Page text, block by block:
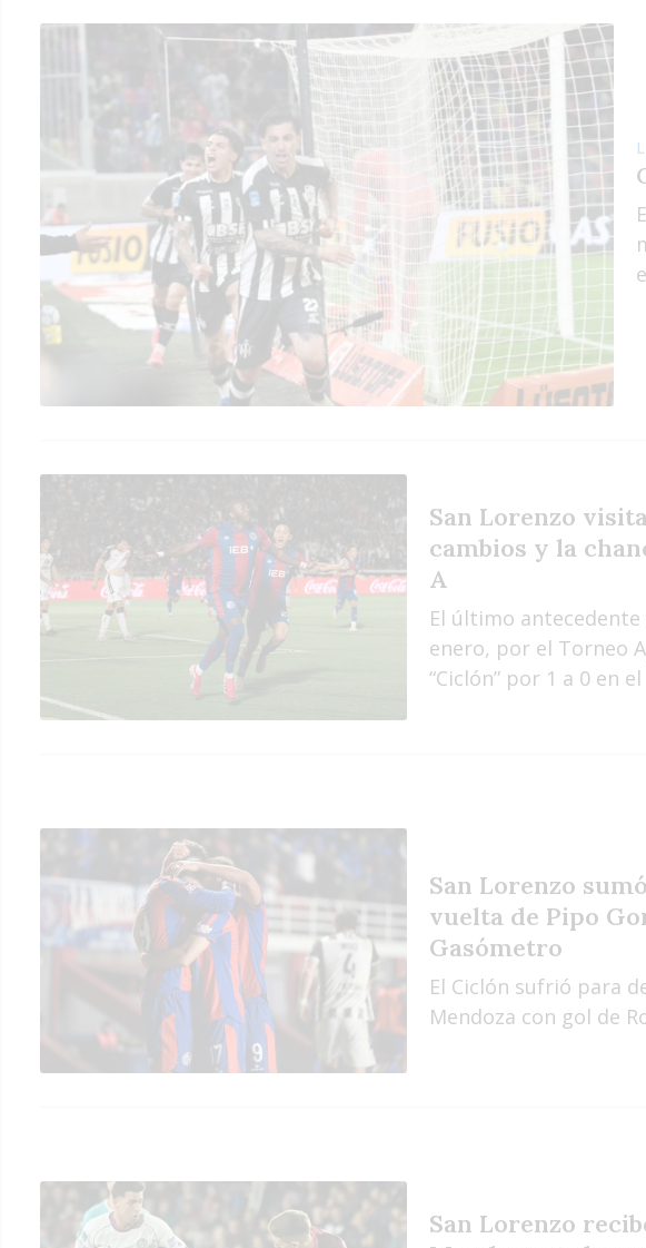
San Lorenzo
cambios y la
A
El último
enero, por el Torneo
“Ciclón” por 1 a 0 en
San Lorenzo
vuelta de Pipo
Gasómetro
El Ciclón sufrió para
Mendoza con gol de
San Lorenzo